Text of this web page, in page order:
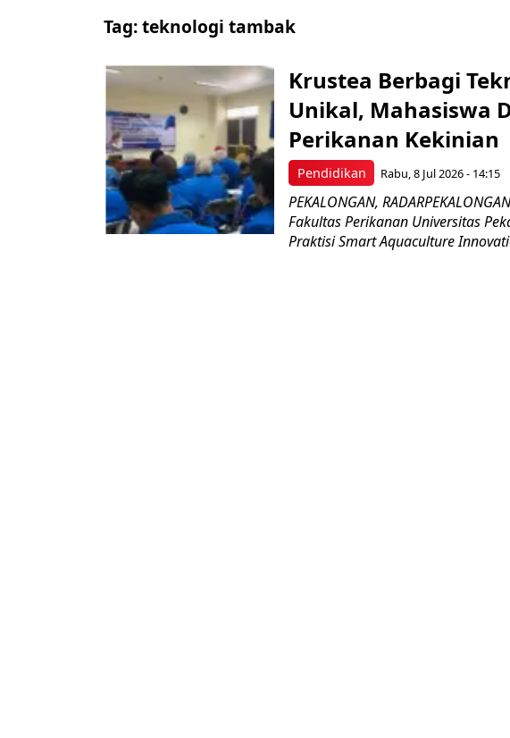
Tag:teknologi tambak
Pendidikan
Krustea Berbagi
Unikal, Mahasiswa
Perikanan Kekinian
Rabu, 8 Jul 2026 - 14:15
PEKALONGAN,
Fakultas Perikanan Universitas
Praktisi Smart Aquaculture